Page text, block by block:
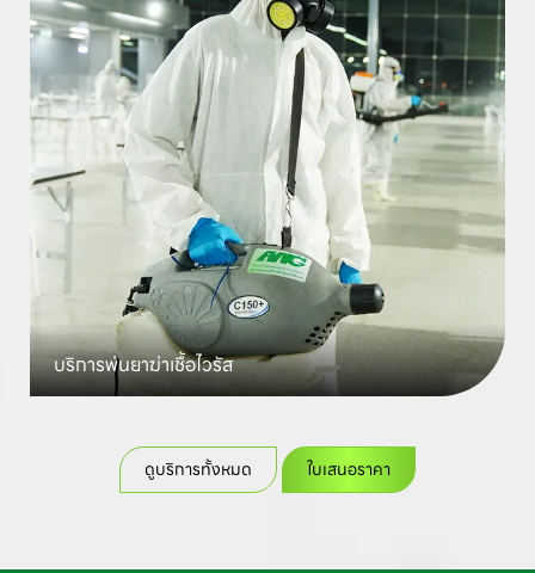
บริการพ่นยาฆ่าเชื้อไวรัส
ดูบริการทั้งหมด ใบเสนอราคา